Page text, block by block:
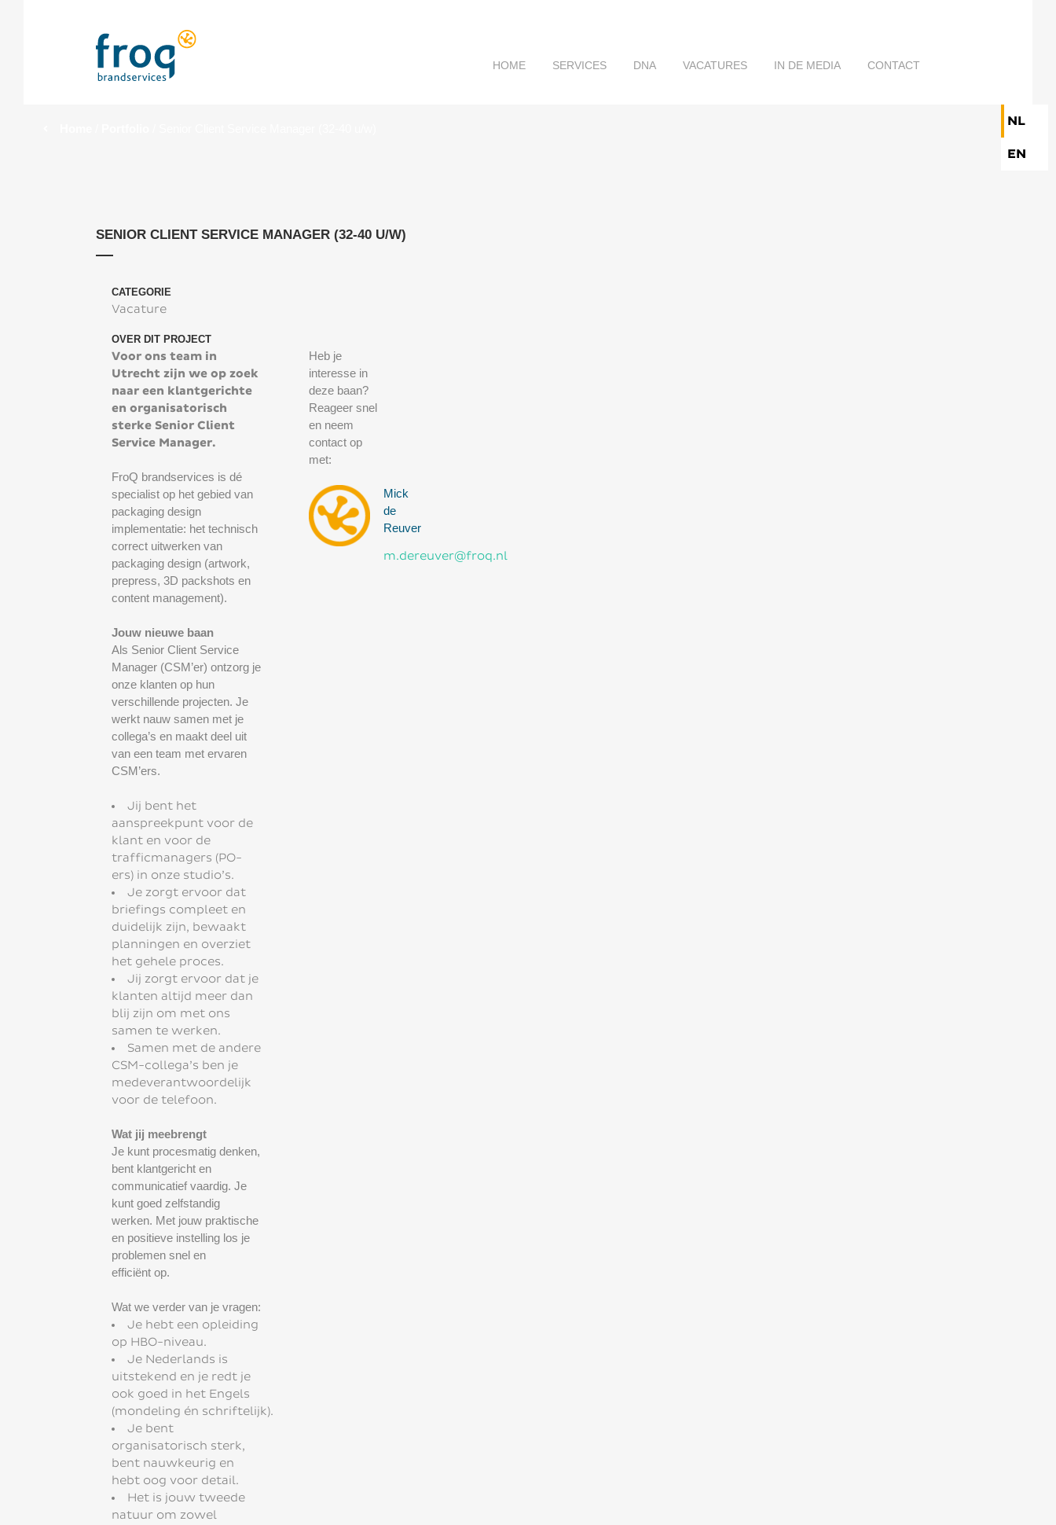
HOME SERVICES DNA VACATURES IN DE MEDIA CONTACT
NL
EN
SENIOR CLIENT SERVICE MANAGER (32-40 U/W)
CATEGORIE
Vacature
OVER DIT PROJECT
Voor ons team in
Utrecht zijn we op zoek
naar een klantgerichte
en organisatorisch
sterke Senior Client
Service Manager.
FroQ brandservices is dé
specialist op het gebied van
packaging design
implementatie: het technisch
correct uitwerken van
packaging design (artwork,
prepress, 3D packshots en
content management).
Jouw nieuwe baan
Als Senior Client Service
Manager (CSM’er) ontzorg je
onze klanten op hun
verschillende projecten. Je
werkt nauw samen met je
collega’s en maakt deel uit
van een team met ervaren
CSM’ers.
Jij bent het
aanspreekpunt voor de
klant en voor de
trafficmanagers (PO-
ers) in onze studio’s.
Je zorgt ervoor dat
briefings compleet en
duidelijk zijn, bewaakt
planningen en overziet
het gehele proces.
Jij zorgt ervoor dat je
klanten altijd meer dan
blij zijn om met ons
samen te werken.
Samen met de andere
CSM-collega’s ben je
medeverantwoordelijk
voor de telefoon.
Wat jij meebrengt
Je kunt procesmatig denken,
bent klantgericht en
communicatief vaardig. Je
kunt goed zelfstandig
werken. Met jouw praktische
en positieve instelling los je
problemen snel en
efficiënt op.
Wat we verder van je vragen:
Je hebt een opleiding
op HBO-niveau.
Je Nederlands is
uitstekend en je redt je
ook goed in het Engels
(mondeling én schriftelijk).
Je bent
organisatorisch sterk,
bent nauwkeurig en
hebt oog voor detail.
Het is jouw tweede
natuur om zowel
Heb je
interesse in
deze baan?
Reageer snel
en neem
contact op
met:
Mick
de
Reuver
m.dereuver@froq.nl